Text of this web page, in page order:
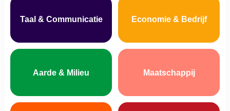
Taal & Communicatie Economie & Bedrijf
Aarde & Milieu Maatschappij